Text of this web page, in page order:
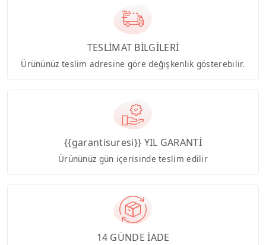
TESLİMAT BİLGİLERİ
Ürününüz teslim adresine göre değişkenlik gösterebilir.
{{garantisuresi}} YIL GARANTİ
Ürününüz gün içerisinde teslim edilir
14 GÜNDE İADE